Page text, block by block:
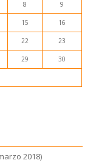
8 9
15 16
22 23
29 30
2018)